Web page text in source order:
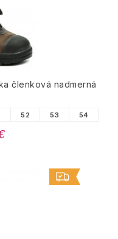
členková nadmerná
52 53 54